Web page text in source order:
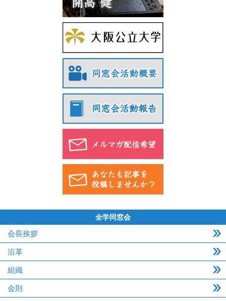
全学同窓会
会長挨拶
沿革
組織
会則